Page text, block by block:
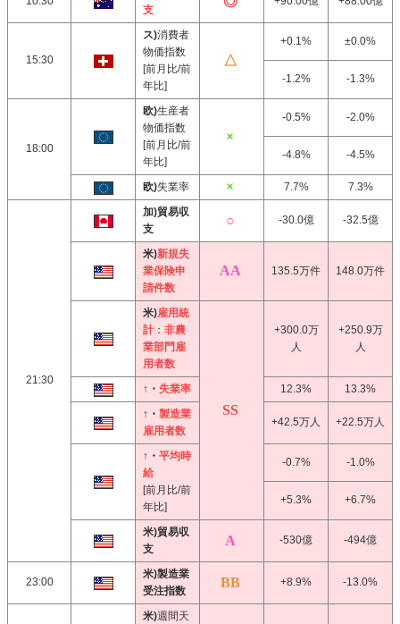
支
15:30
ス)消費者
物価指数
[前月比/前
年比]
+0.1% ±0.0%
-1.2% -1.3%
18:00
欧)生産者
物価指数
[前月比/前
年比]
-0.5% -2.0%
-4.8% -4.5%
欧)失業率 7.7% 7.3%
21:30
加)貿易収
支
-30.0億 -32.5億
米)新規失
業保険申
請件数
135.5万件 148.0万件
米)雇用統
計 ： 非農
業部門雇
用者数
+300.0万
人
+250.9万
人
↑・ 失業率 12.3%
13.3%
↑・ 製造業
雇用者数
+42.5万人 +22.5万人
↑・ 平均時
給
[前月比/前
年比]
-0.7% -1.0%
+5.3% +6.7%
米)貿易収
支
-530億 -494億
23:00
米)製造業
受注指数
+8.9% -13.0%
米)週間天